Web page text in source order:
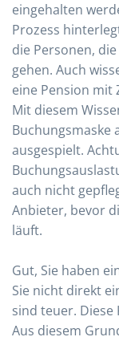
eingehalten
Prozess
die Personen,
gehen. Auch
eine Pension mit
Mit diesem
Buchungsmaske
ausgespielt.
auch nicht
Anbieter, bevor
läuft.
Gut, Sie haben
Sie nicht direkt
sind teuer.
Aus diesem